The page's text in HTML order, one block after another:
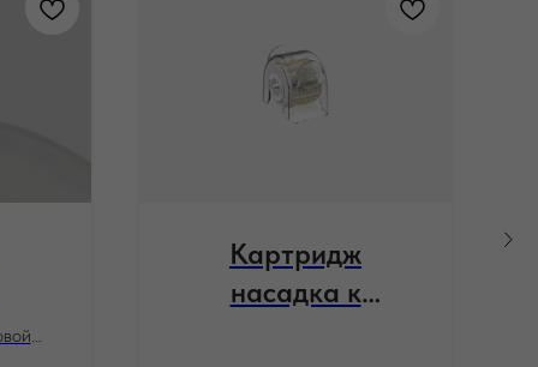
Картридж
насадка к